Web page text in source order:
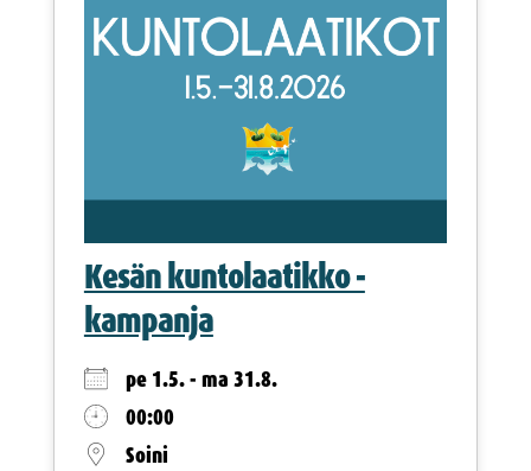
Kesän kuntolaatikko -
kampanja
pe 1.5. - ma 31.8.
00:00
Soini